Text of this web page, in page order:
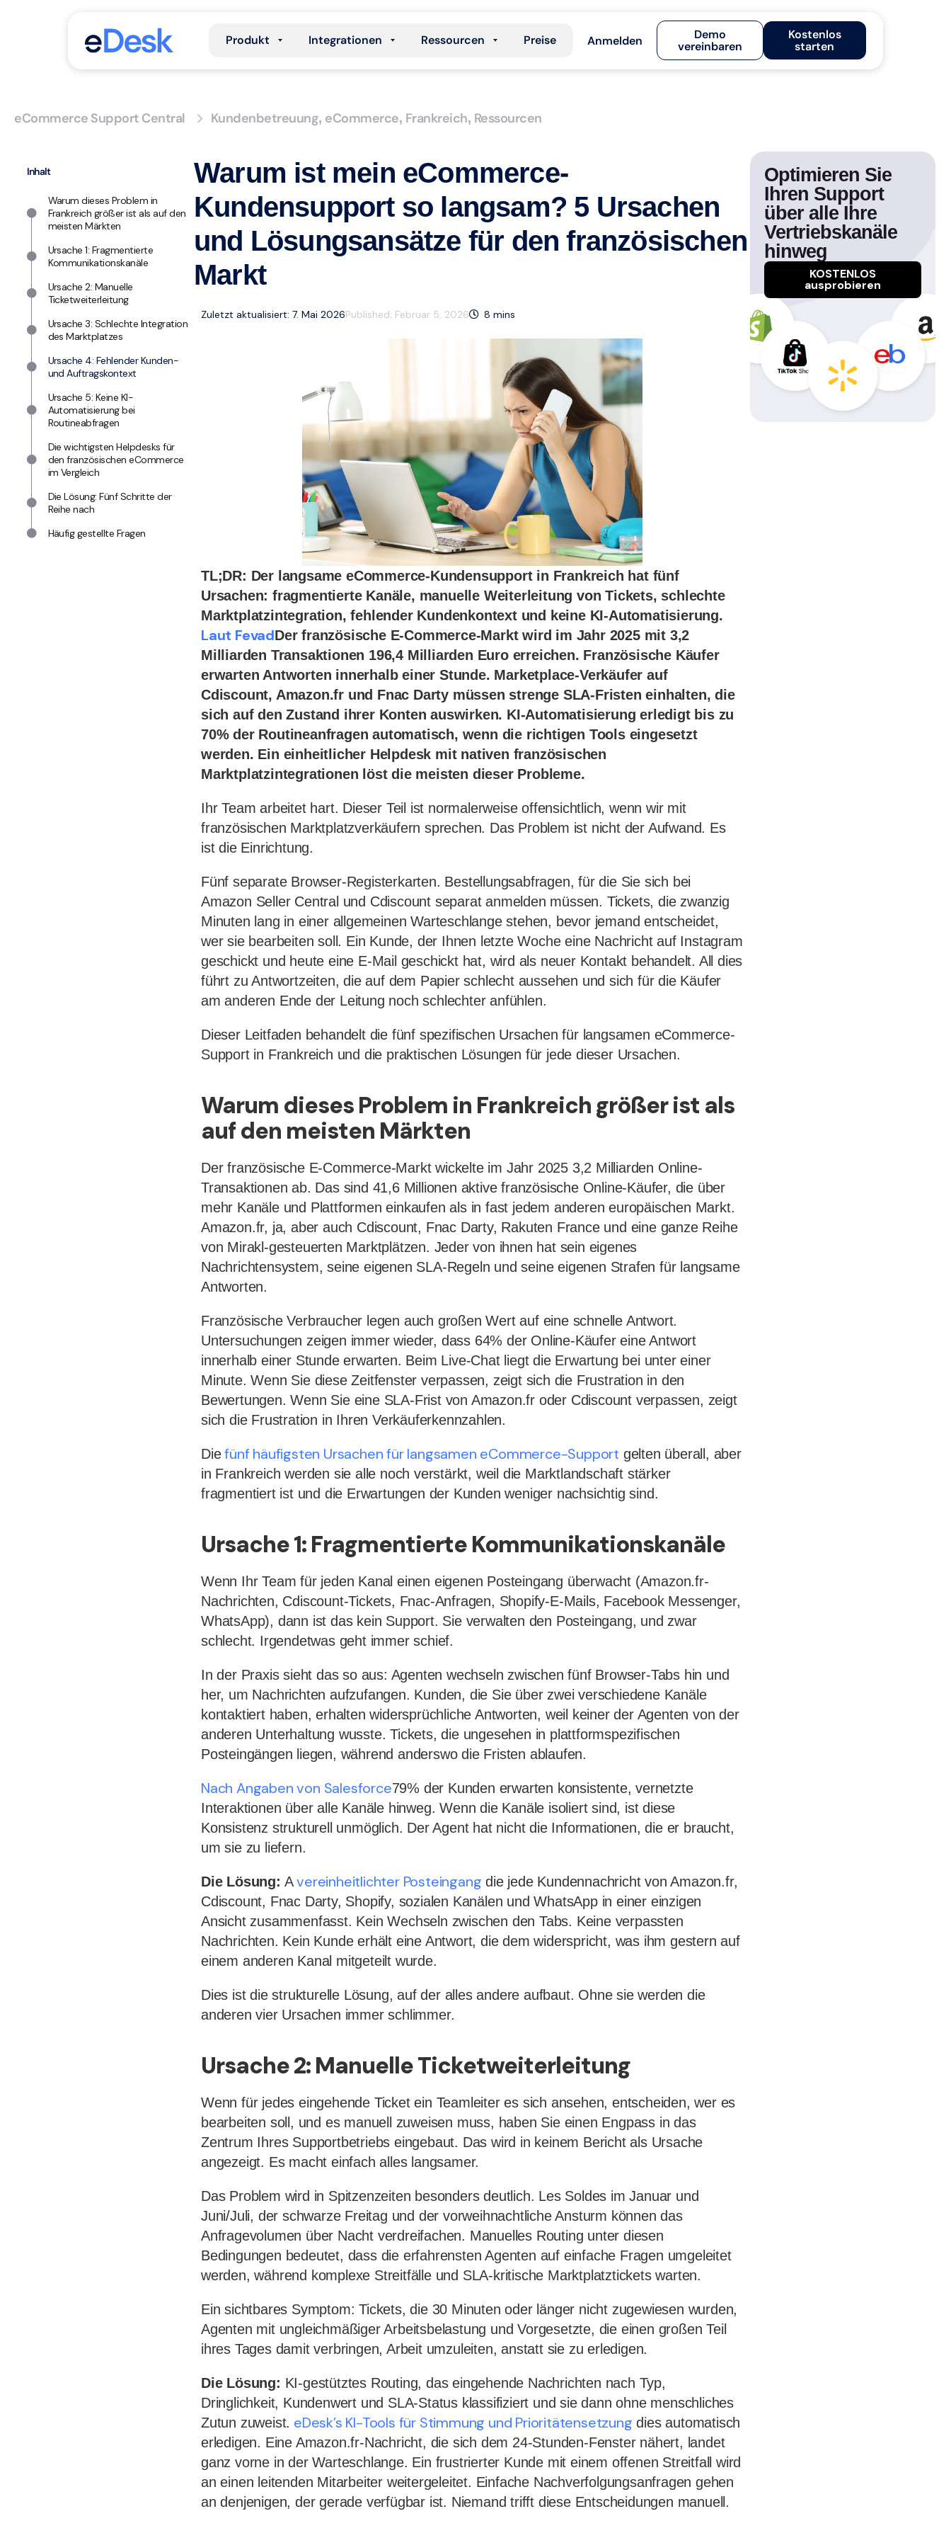
Produkt Integrationen Ressourcen Preise Anmelden
Demo
vereinbaren
Kostenlos
starten
eCommerce Support Central Kundenbetreuung, eCommerce, Frankreich, Ressourcen
Inhalt
Warum dieses Problem in
Frankreich größer ist als auf den
meisten Märkten
Ursache 1: Fragmentierte
Kommunikationskanäle
Ursache 2: Manuelle
Ticketweiterleitung
Ursache 3: Schlechte Integration
des Marktplatzes
Ursache 4: Fehlender Kunden-
und Auftragskontext
Ursache 5: Keine KI-
Automatisierung bei
Routineabfragen
Die wichtigsten Helpdesks für
den französischen eCommerce
im Vergleich
Die Lösung: Fünf Schritte der
Reihe nach
Häufig gestellte Fragen
Warum ist mein eCommerce-
Kundensupport so langsam? 5 Ursachen
und Lösungsansätze für den französischen
Markt
Zuletzt aktualisiert: 7. Mai 2026Published: Februar 5, 2026 8 mins
TL;DR: Der langsame eCommerce-Kundensupport in Frankreich hat fünf
Ursachen: fragmentierte Kanäle, manuelle Weiterleitung von Tickets, schlechte
Marktplatzintegration, fehlender Kundenkontext und keine KI-Automatisierung.
Laut FevadDer französische E-Commerce-Markt wird im Jahr 2025 mit 3,2
Milliarden Transaktionen 196,4 Milliarden Euro erreichen. Französische Käufer
erwarten Antworten innerhalb einer Stunde. Marketplace-Verkäufer auf
Cdiscount, Amazon.fr und Fnac Darty müssen strenge SLA-Fristen einhalten, die
sich auf den Zustand ihrer Konten auswirken. KI-Automatisierung erledigt bis zu
70% der Routineanfragen automatisch, wenn die richtigen Tools eingesetzt
werden. Ein einheitlicher Helpdesk mit nativen französischen
Marktplatzintegrationen löst die meisten dieser Probleme.
Ihr Team arbeitet hart. Dieser Teil ist normalerweise offensichtlich, wenn wir mit
französischen Marktplatzverkäufern sprechen. Das Problem ist nicht der Aufwand. Es
ist die Einrichtung.
Fünf separate Browser-Registerkarten. Bestellungsabfragen, für die Sie sich bei
Amazon Seller Central und Cdiscount separat anmelden müssen. Tickets, die zwanzig
Minuten lang in einer allgemeinen Warteschlange stehen, bevor jemand entscheidet,
wer sie bearbeiten soll. Ein Kunde, der Ihnen letzte Woche eine Nachricht auf Instagram
geschickt und heute eine E-Mail geschickt hat, wird als neuer Kontakt behandelt. All dies
führt zu Antwortzeiten, die auf dem Papier schlecht aussehen und sich für die Käufer
am anderen Ende der Leitung noch schlechter anfühlen.
Dieser Leitfaden behandelt die fünf spezifischen Ursachen für langsamen eCommerce-
Support in Frankreich und die praktischen Lösungen für jede dieser Ursachen.
Warum dieses Problem in Frankreich größer ist als
auf den meisten Märkten
Der französische E-Commerce-Markt wickelte im Jahr 2025 3,2 Milliarden Online-
Transaktionen ab. Das sind 41,6 Millionen aktive französische Online-Käufer, die über
mehr Kanäle und Plattformen einkaufen als in fast jedem anderen europäischen Markt.
Amazon.fr, ja, aber auch Cdiscount, Fnac Darty, Rakuten France und eine ganze Reihe
von Mirakl-gesteuerten Marktplätzen. Jeder von ihnen hat sein eigenes
Nachrichtensystem, seine eigenen SLA-Regeln und seine eigenen Strafen für langsame
Antworten.
Französische Verbraucher legen auch großen Wert auf eine schnelle Antwort.
Untersuchungen zeigen immer wieder, dass 64% der Online-Käufer eine Antwort
innerhalb einer Stunde erwarten. Beim Live-Chat liegt die Erwartung bei unter einer
Minute. Wenn Sie diese Zeitfenster verpassen, zeigt sich die Frustration in den
Bewertungen. Wenn Sie eine SLA-Frist von Amazon.fr oder Cdiscount verpassen, zeigt
sich die Frustration in Ihren Verkäuferkennzahlen.
Die fünf häufigsten Ursachen für langsamen eCommerce-Support gelten überall, aber
in Frankreich werden sie alle noch verstärkt, weil die Marktlandschaft stärker
fragmentiert ist und die Erwartungen der Kunden weniger nachsichtig sind.
Ursache 1: Fragmentierte Kommunikationskanäle
Wenn Ihr Team für jeden Kanal einen eigenen Posteingang überwacht (Amazon.fr-
Nachrichten, Cdiscount-Tickets, Fnac-Anfragen, Shopify-E-Mails, Facebook Messenger,
WhatsApp), dann ist das kein Support. Sie verwalten den Posteingang, und zwar
schlecht. Irgendetwas geht immer schief.
In der Praxis sieht das so aus: Agenten wechseln zwischen fünf Browser-Tabs hin und
her, um Nachrichten aufzufangen. Kunden, die Sie über zwei verschiedene Kanäle
kontaktiert haben, erhalten widersprüchliche Antworten, weil keiner der Agenten von der
anderen Unterhaltung wusste. Tickets, die ungesehen in plattformspezifischen
Posteingängen liegen, während anderswo die Fristen ablaufen.
Nach Angaben von Salesforce79% der Kunden erwarten konsistente, vernetzte
Interaktionen über alle Kanäle hinweg. Wenn die Kanäle isoliert sind, ist diese
Konsistenz strukturell unmöglich. Der Agent hat nicht die Informationen, die er braucht,
um sie zu liefern.
Die Lösung: A vereinheitlichter Posteingang die jede Kundennachricht von Amazon.fr,
Cdiscount, Fnac Darty, Shopify, sozialen Kanälen und WhatsApp in einer einzigen
Ansicht zusammenfasst. Kein Wechseln zwischen den Tabs. Keine verpassten
Nachrichten. Kein Kunde erhält eine Antwort, die dem widerspricht, was ihm gestern auf
einem anderen Kanal mitgeteilt wurde.
Dies ist die strukturelle Lösung, auf der alles andere aufbaut. Ohne sie werden die
anderen vier Ursachen immer schlimmer.
Ursache 2: Manuelle Ticketweiterleitung
Wenn für jedes eingehende Ticket ein Teamleiter es sich ansehen, entscheiden, wer es
bearbeiten soll, und es manuell zuweisen muss, haben Sie einen Engpass in das
Zentrum Ihres Supportbetriebs eingebaut. Das wird in keinem Bericht als Ursache
angezeigt. Es macht einfach alles langsamer.
Das Problem wird in Spitzenzeiten besonders deutlich. Les Soldes im Januar und
Juni/Juli, der schwarze Freitag und der vorweihnachtliche Ansturm können das
Anfragevolumen über Nacht verdreifachen. Manuelles Routing unter diesen
Bedingungen bedeutet, dass die erfahrensten Agenten auf einfache Fragen umgeleitet
werden, während komplexe Streitfälle und SLA-kritische Marktplatztickets warten.
Ein sichtbares Symptom: Tickets, die 30 Minuten oder länger nicht zugewiesen wurden,
Agenten mit ungleichmäßiger Arbeitsbelastung und Vorgesetzte, die einen großen Teil
ihres Tages damit verbringen, Arbeit umzuleiten, anstatt sie zu erledigen.
Die Lösung: KI-gestütztes Routing, das eingehende Nachrichten nach Typ,
Dringlichkeit, Kundenwert und SLA-Status klassifiziert und sie dann ohne menschliches
Zutun zuweist. eDesk’s KI-Tools für Stimmung und Prioritätensetzung dies automatisch
erledigen. Eine Amazon.fr-Nachricht, die sich dem 24-Stunden-Fenster nähert, landet
ganz vorne in der Warteschlange. Ein frustrierter Kunde mit einem offenen Streitfall wird
an einen leitenden Mitarbeiter weitergeleitet. Einfache Nachverfolgungsanfragen gehen
an denjenigen, der gerade verfügbar ist. Niemand trifft diese Entscheidungen manuell.
Optimieren Sie
Ihren Support
über alle Ihre
Vertriebskanäle
hinweg
KOSTENLOS
ausprobieren